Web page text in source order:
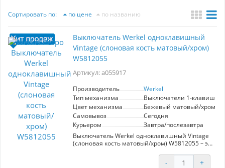
Сортировать по: по цене по названию
Выключатель Werkel одноклавишный
Vintage (слоновая кость матовый/хром)
W5812055
Артикул: a055917
Производитель
Werkel
Тип механизма
Выключатели 1-
Цвет механизма
Бежевый матовый/хром
Самовывоз
Сегодня
Курьером
Завтра/послезавтра
Выключатель Werkel одноклавишный Vintage
(слоновая кость матовый/хром) W5812055 – это
управления освещением в ваших интерьере.
Артикул a055917, номинальный ток 10 А и
- +